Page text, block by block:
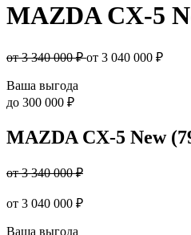
MAZDA CX-5
от 3 340 000 ₽от 3 040 000 ₽
Ваша выгода
до 300 000 ₽
MAZDA CX-5 New
от 3 340 000 ₽
от 3 040 000 ₽
Ваша выгода